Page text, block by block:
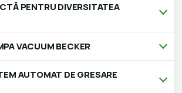
PENTRU DIVERSITATEA
VACUUM BECKER
AUTOMAT DE GRESARE